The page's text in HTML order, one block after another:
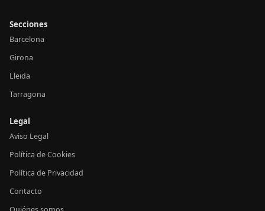
Secciones
Barcelona
Girona
Lleida
Tarragona
Legal
Aviso Legal
Política de Cookies
Política de Privacidad
Contacto